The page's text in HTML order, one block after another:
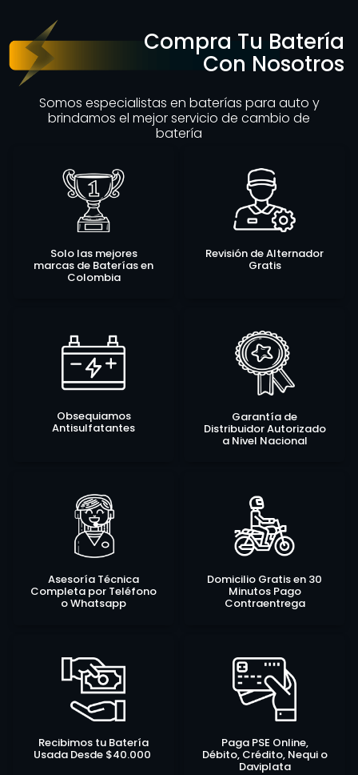
Compra Tu Batería
Con Nosotros
Somos especialistas en baterías para auto y
brindamos el mejor servicio de cambio de
batería
Solo las mejores
marcas de Baterías en
Colombia
Revisión de Alternador
Gratis
Obsequiamos
Antisulfatantes
Garantía de
Distribuidor Autorizado
a Nivel Nacional
Asesoría Técnica
Completa por Teléfono
o Whatsapp
Domicilio Gratis en 30
Minutos Pago
Contraentrega
Recibimos tu Batería
Usada Desde $40.000
Paga PSE Online,
Débito, Crédito, Nequi o
Daviplata